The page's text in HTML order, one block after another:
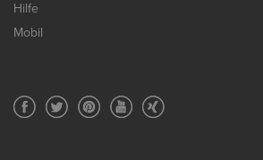
Hilfe
Mobil